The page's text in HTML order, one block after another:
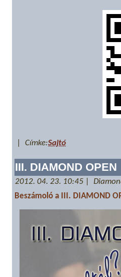
| Címke:Sajtó
III. DIAMOND OPEN
2012. 04. 23. 10:45 |
Beszámoló a III. DIAMOND